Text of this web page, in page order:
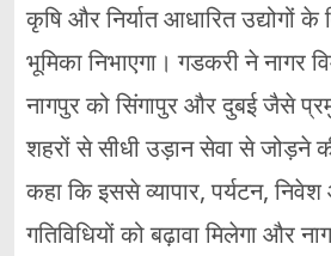
कृषि और निर्यात आधारित उद्योगों के
भूमिका निभाएगा। गडकरी ने नागर
नागपुर को सिंगापुर और दुबई जैसे
शहरों से सीधी उड़ान सेवा से जोड़ने
कहा कि इससे व्यापार, पर्यटन, निवेश
गतिविधियों को बढ़ावा मिलेगा और